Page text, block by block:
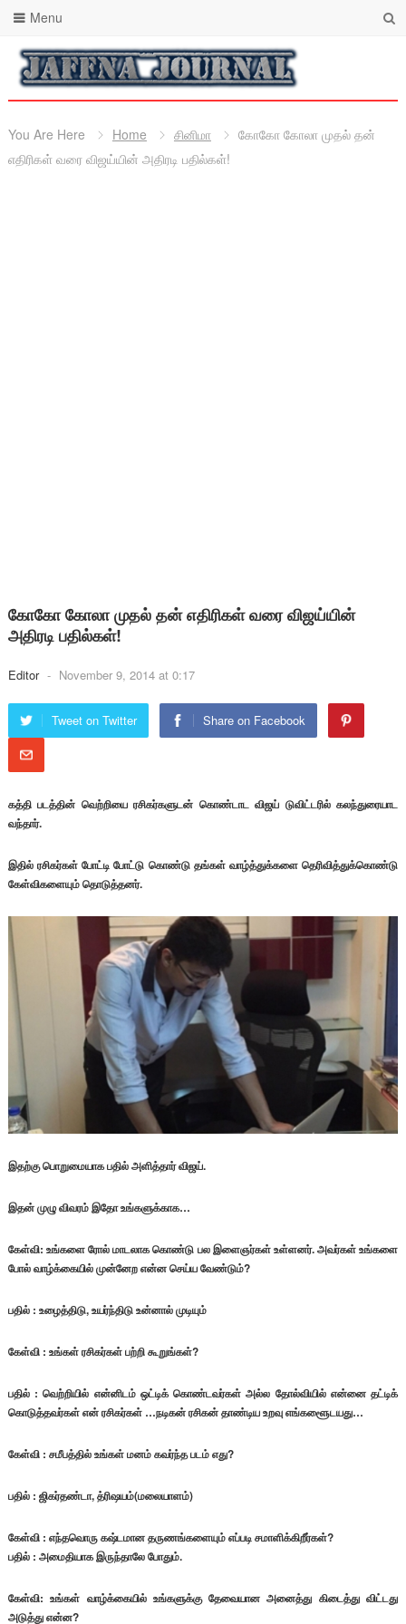
Menu
You Are Here Home சினிமா
கோகோ கோலா முதல் தன்
எதிரிகள் வரை விஜய்யின் அதிரடி பதில்கள்!
கோகோ கோலா முதல் தன் எதிரிகள் வரை விஜய்யின்
அதிரடி பதில்கள்!
Editor - November 9, 2014 at 0:17
Tweet on Twitter Share on Facebook
கத்தி படத்தின் வெற்றியை ரசிகர்களுடன் கொண்டாட விஜய் டுவிட்டரில் கலந்துரையாட
வந்தார்.
இதில் ரசிகர்கள் போட்டி போட்டு கொண்டு தங்கள் வாழ்த்துக்களை தெரிவித்துக்கொண்டு
கேள்விகளையும் தொடுத்தனர்.
இதற்கு பொறுமையாக பதில் அளித்தார் விஜய்.
இதன் முழு விவரம் இதோ உங்களுக்காக…
கேள்வி: உங்களை ரோல் மாடலாக கொண்டு பல இளைஞர்கள் உள்ளனர். அவர்கள் உங்களை
போல் வாழ்க்கையில் முன்னேற என்ன செய்ய வேண்டும்?
பதில் : உழைத்திடு, உயர்ந்திடு உன்னால் முடியும்
கேள்வி : உங்கள் ரசிகர்கள் பற்றி கூறுங்கள்?
பதில் : வெற்றியில் என்னிடம் ஒட்டிக் கொண்டவர்கள் அல்ல தோல்வியில் என்னை தட்டிக்
கொடுத்தவர்கள் என் ரசிகர்கள் …நடிகன் ரசிகன் தாண்டிய உறவு எங்களூைடயது…
கேள்வி : சமீபத்தில் உங்கள் மனம் கவர்ந்த படம் எது?
பதில் : ஜிகர்தண்டா, த்ரிஷயம்(மலையாளம்)
கேள்வி : எந்தவொரு கஷ்டமான தருணங்களையும் எப்படி சமாளிக்கிறீர்கள்?
பதில் : அமைதியாக இருந்தாலே போதும்.
கேள்வி: உங்கள் வாழ்க்கையில் உங்களுக்கு தேவையான அனைத்து கிடைத்து விட்டது
அடுத்து என்ன?